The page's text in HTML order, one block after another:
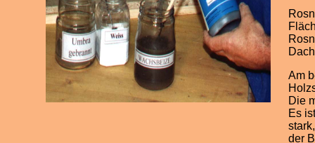
Am
Die
Es
der